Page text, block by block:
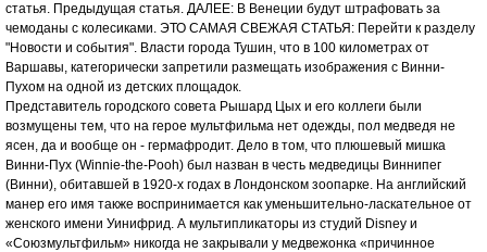
статья. Предыдущая статья. ДАЛЕЕ: В Венеции будут штрафовать за
чемоданы с колесиками. ЭТО САМАЯ СВЕЖАЯ СТАТЬЯ: Перейти к разделу
"Новости и события". Власти города Тушин, что в 100 километрах от
Варшавы, категорически запретили размещать изображения с Винни-
Пухом на одной из детских площадок.
Представитель городского совета Рышард Цых и его коллеги были
возмущены тем, что на герое мультфильма нет одежды, пол медведя не
ясен, да и вообще он - гермафродит. Дело в том, что плюшевый мишка
Винни-Пух (Winnie-the-Pooh) был назван в честь медведицы Виннипег
(Винни), обитавшей в 1920-х годах в Лондонском зоопарке. На английский
манер его имя также воспринимается как уменьшительно-ласкательное от
женского имени Уинифрид. А мультипликаторы из студий Disney и
«Союзмультфильм» никогда не закрывали у медвежонка «причинное